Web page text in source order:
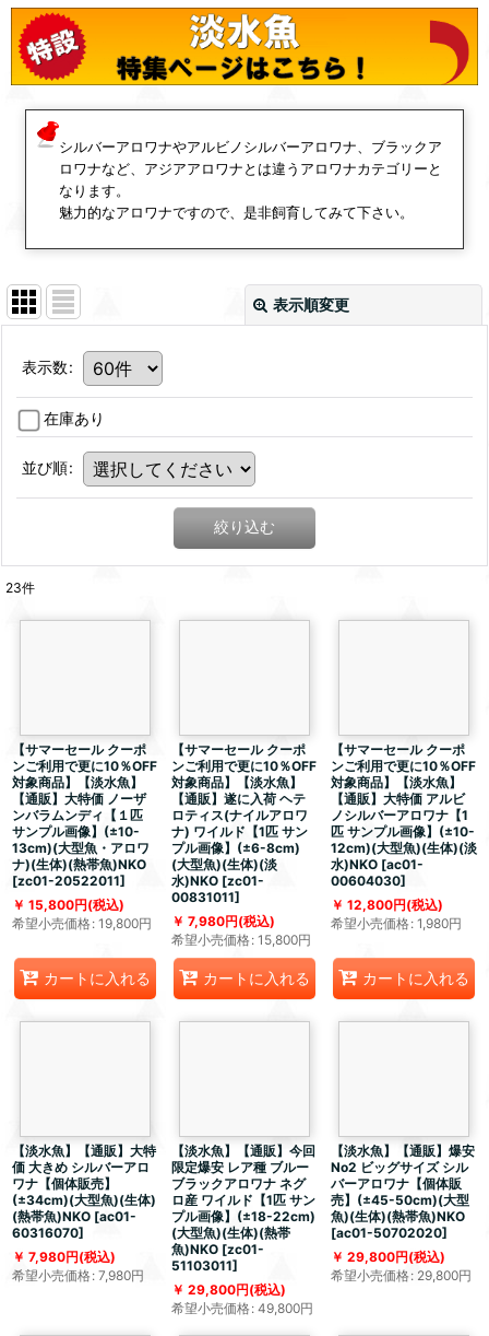
シルバーアロワナやアルビノシルバーアロワナ、ブラックア
ロワナなど、アジアアロワナとは違うアロワナカテゴリーと
なります。
魅力的なアロワナですので、是非飼育してみて下さい。
表示順変更
表示数:
在庫あり
並び順:
絞り込む
23件
【サマーセール クーポ
ンご利用で更に10％OFF
対象商品】【淡水魚】
【通販】大特価 ノーザ
ンバラムンディ【１匹
サンプル画像】(±10-
13cm)(大型魚・アロワ
ナ)(生体)(熱帯魚)NKO
[zc01-20522011]
15,800円(税込)
希望小売価格: 19,800円
カートに入れる
【サマーセール クーポ
ンご利用で更に10％OFF
対象商品】【淡水魚】
【通販】遂に入荷 ヘテ
ロティス(ナイルアロワ
ナ) ワイルド【1匹 サン
プル画像】(±6-8cm)
(大型魚)(生体)(淡
水)NKO [zc01-
00831011]
7,980円(税込)
希望小売価格: 15,800円
カートに入れる
【サマーセール クーポ
ンご利用で更に10％OFF
対象商品】【淡水魚】
【通販】大特価 アルビ
ノシルバーアロワナ【1
匹 サンプル画像】(±10-
12cm)(大型魚)(生体)(淡
水)NKO [ac01-
00604030]
12,800円(税込)
希望小売価格: 1,980円
カートに入れる
【淡水魚】【通販】大特
価 大きめ シルバーアロ
ワナ【個体販売】
(±34cm)(大型魚)(生体)
(熱帯魚)NKO [ac01-
60316070]
7,980円(税込)
希望小売価格: 7,980円
【淡水魚】【通販】今回
限定爆安 レア種 ブルー
ブラックアロワナ ネグ
ロ産 ワイルド【1匹 サン
プル画像】(±18-22cm)
(大型魚)(生体)(熱帯
魚)NKO [zc01-
51103011]
29,800円(税込)
希望小売価格: 49,800円
【淡水魚】【通販】爆安
No2 ビッグサイズ シル
バーアロワナ【個体販
売】(±45-50cm)(大型
魚)(生体)(熱帯魚)NKO
[ac01-50702020]
29,800円(税込)
希望小売価格: 29,800円